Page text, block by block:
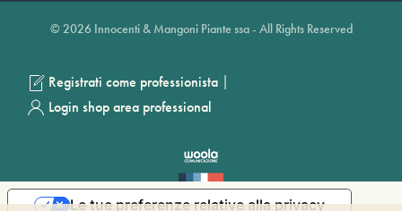
© 2026 Innocenti & Mangoni Piante ssa - All Rights Reserved
Registrati come professionista |
Login shop area professional
Le tue preferenze relative alla privacy